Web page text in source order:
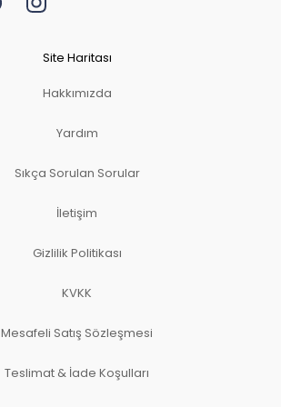
Site Haritası
Hakkımızda
Yardım
Sıkça Sorulan Sorular
İletişim
Gizlilik Politikası
KVKK
Mesafeli Satış Sözleşmesi
Teslimat & İade Koşulları